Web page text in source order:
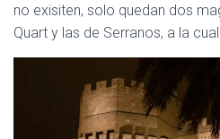
no exisiten, solo quedan dos
Quart y las de Serranos, a la